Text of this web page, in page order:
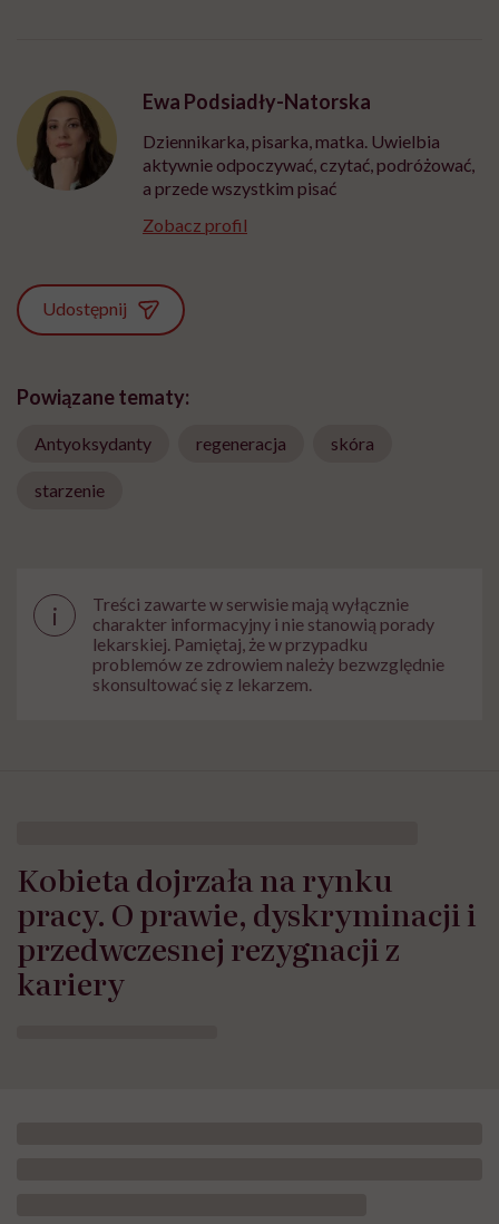
Ewa Podsiadły-Natorska
Dziennikarka, pisarka, matka. Uwielbia
aktywnie odpoczywać, czytać, podróżować,
a przede wszystkim pisać
Zobacz profil
Udostępnij
Powiązane tematy:
Antyoksydanty regeneracja skóra
starzenie
i
Treści zawarte w serwisie mają wyłącznie
charakter informacyjny i nie stanowią porady
lekarskiej. Pamiętaj, że w przypadku
problemów ze zdrowiem należy bezwzględnie
skonsultować się z lekarzem.
Kobieta dojrzała na rynku
pracy. O prawie, dyskryminacji i
przedwczesnej rezygnacji z
kariery